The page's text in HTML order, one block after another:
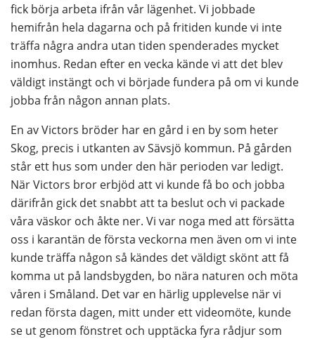
fick börja arbeta ifrån vår lägenhet. Vi jobbade
hemifrån hela dagarna och på fritiden kunde vi inte
träffa några andra utan tiden spenderades mycket
inomhus. Redan efter en vecka kände vi att det blev
väldigt instängt och vi började fundera på om vi kunde
jobba från någon annan plats.
En av Victors bröder har en gård i en by som heter
Skog, precis i utkanten av Sävsjö kommun. På gården
står ett hus som under den här perioden var ledigt.
När Victors bror erbjöd att vi kunde få bo och jobba
därifrån gick det snabbt att ta beslut och vi packade
våra väskor och åkte ner. Vi var noga med att försätta
oss i karantän de första veckorna men även om vi inte
kunde träffa någon så kändes det väldigt skönt att få
komma ut på landsbygden, bo nära naturen och möta
våren i Småland. Det var en härlig upplevelse när vi
redan första dagen, mitt under ett videomöte, kunde
se ut genom fönstret och upptäcka fyra rådjur som